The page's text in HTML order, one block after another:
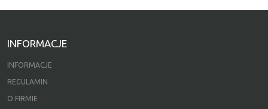
INFORMACJE
INFORMACJE
REGULAMIN
O FIRMIE